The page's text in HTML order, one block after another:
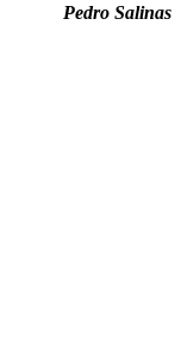
Pedro Salinas